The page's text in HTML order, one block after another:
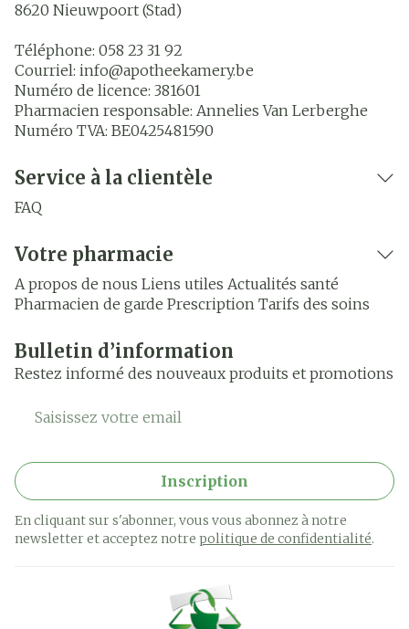
8620 Nieuwpoort (Stad)
Téléphone: 058 23 31 92
Courriel: info@apotheekamery.be
Numéro de licence: 381601
Pharmacien responsable: Annelies Van Lerberghe
Numéro TVA: BE0425481590
Service à la clientèle
FAQ
Votre pharmacie
A propos de nous Liens utiles Actualités santé
Pharmacien de garde Prescription Tarifs des soins
Bulletin d’information
Restez informé des nouveaux produits et promotions
Adresse mail
Inscription
En cliquant sur s'abonner, vous vous abonnez à notre
newsletter et acceptez notre politique de confidentialité.